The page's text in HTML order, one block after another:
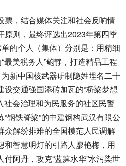
，结合媒体关注和社会反响情
原则，最终评选出2023年第四季
单的个人（集体）分别是：用精细
最美税务人”鲍静，打造精品工程
为新中国核武器研制隐姓埋名二十
交通强国添砖加瓦的“桥梁梦想
社会治理和为民服务的社区民警
钢铁脊梁”的中建钢构武汉有限公
众解纷排难的全国模范人民调解
和智慧明灯的引路人廖艳梅，用
阿丹，攻克“蓝藻水华”水污染世